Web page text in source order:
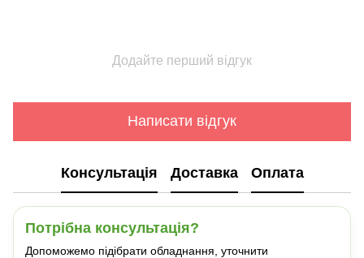
Додайте перший відгук
Написати відгук
Консультація Доставка Оплата
Потрібна консультація?
Допоможемо підібрати обладнання, уточнити